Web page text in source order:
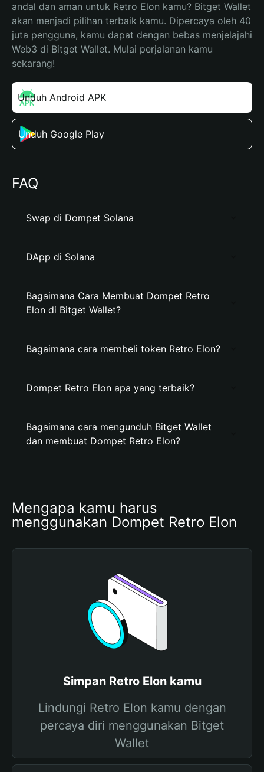
andal dan aman untuk Retro Elon kamu? Bitget Wallet
akan menjadi pilihan terbaik kamu. Dipercaya oleh 40
juta pengguna, kamu dapat dengan bebas menjelajahi
Web3 di Bitget Wallet. Mulai perjalanan kamu
sekarang!
Unduh Android APK
Unduh Google Play
FAQ
Swap di Dompet Solana
DApp di Solana
Bagaimana Cara Membuat Dompet Retro
Elon di Bitget Wallet?
Bagaimana cara membeli token Retro Elon?
Dompet Retro Elon apa yang terbaik?
Bagaimana cara mengunduh Bitget Wallet
dan membuat Dompet Retro Elon?
Mengapa kamu harus
menggunakan Dompet Retro Elon
Simpan Retro Elon kamu
Lindungi Retro Elon kamu dengan
percaya diri menggunakan Bitget
Wallet